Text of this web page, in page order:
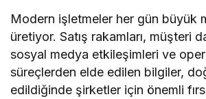
Modern işletmeler her gün büyük
üretiyor. Satış rakamları, müşteri
sosyal medya etkileşimleri ve
süreçlerden elde edilen bilgiler,
edildiğinde şirketler için önemli